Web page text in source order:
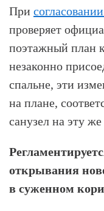
При
проверяет
поэтажный план
незаконно
спальне, эти
на плане,
санузел на эту
открывания
в суженном